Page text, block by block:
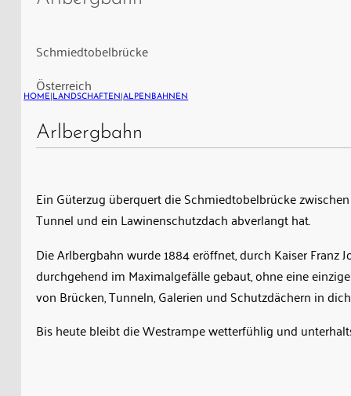
überquert
Schmiedtobelbrücke
Innerbraz
Dalaas,
114
weit
gespannt
eine
Meter
tiefe
Schmiedtobelbrücke
Österreich
HOME LANDSCHAFTEN |ALPENBAHNEN
Arlbergbahn
Ein Güterzug überquert die Schmiedtobelbrücke
Tunnel und ein Lawinenschutzdach abverlangt hat.
Die Arlbergbahn wurde 1884 eröffnet, durch Kaiser
durchgehend im Maximalgefälle gebaut, ohne eine
von Brücken, Tunneln, Galerien und Schutzdächern in
Bis heute bleibt die Westrampe wetterfühlig und